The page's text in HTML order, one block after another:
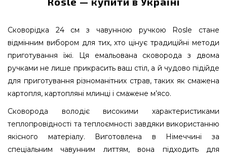
Сковорідка 24 см з чавунною ручкою Rosle стане
відмінним вибором для тих, хто цінує традиційні методи
приготування їжі. Ця емальована сковорода з двома
ручками не лише прикрасить ваш стіл, а й чудово підійде
для приготування різноманітних страв, таких як смажена
картопля, картопляні млинці і смажене м’ясо.
Сковорода володіє високими характеристиками
теплопровідності та теплоємності завдяки використанню
якісного матеріалу. Виготовлена в Німеччині за
спеціальним чавунним литтям, вона підходить для